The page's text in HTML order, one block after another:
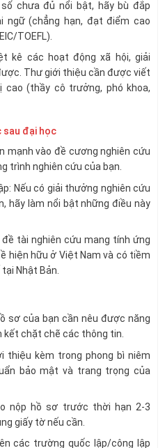
chưa đủ nổi bật, hãy bù đắp
ngữ (chẳng hạn, đạt điểm cao
TOEFL).
kê các hoạt động xã hội, giải
Thư giới thiệu cần được viết
cao (thầy cô trưởng, phó khoa,
sau đại học
mạnh vào đề cương nghiên cứu
trình nghiên cứu của bạn.
Nếu có giải thưởng nghiên cứu
hãy làm nổi bật những điều này
tài nghiên cứu mang tính ứng
hiện hữu ở Việt Nam và có tiềm
Nhật Bản.
sơ của bạn cần nêu được năng
kết chặt chẽ các thông tin.
thiệu kèm trong phong bì niêm
bảo mật và trang trọng của
nộp hồ sơ trước thời hạn 2-3
giấy tờ nếu cần.
các trường quốc lập/công lập